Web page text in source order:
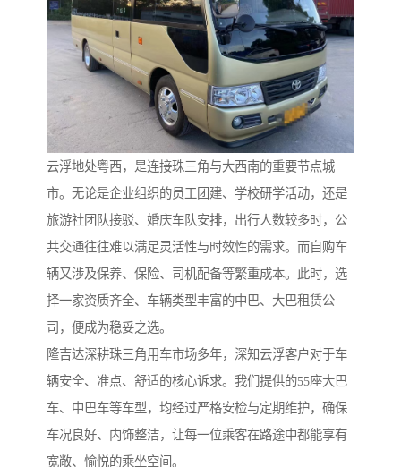
云浮地处粤西，是连接珠三角与大西南的重要节点城
市。无论是企业组织的员工团建、学校研学活动，还是
旅游社团队接驳、婚庆车队安排，出行人数较多时，公
共交通往往难以满足灵活性与时效性的需求。而自购车
辆又涉及保养、保险、司机配备等繁重成本。此时，选
择一家资质齐全、车辆类型丰富的中巴、大巴租赁公
司，便成为稳妥之选。
隆吉达深耕珠三角用车市场多年，深知云浮客户对于车
辆安全、准点、舒适的核心诉求。我们提供的55座大巴
车、中巴车等车型，均经过严格安检与定期维护，确保
车况良好、内饰整洁，让每一位乘客在路途中都能享有
宽敞、愉悦的乘坐空间。